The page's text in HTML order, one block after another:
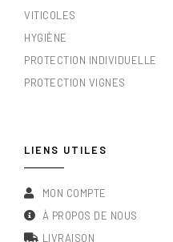
VITICOLES
HYGIÈNE
PROTECTION INDIVIDUELLE
PROTECTION VIGNES
LIENS UTILES
MON COMPTE
À PROPOS DE NOUS
LIVRAISON